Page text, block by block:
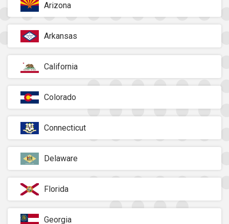
Arizona
Arkansas
California
Colorado
Connecticut
Delaware
Florida
Georgia